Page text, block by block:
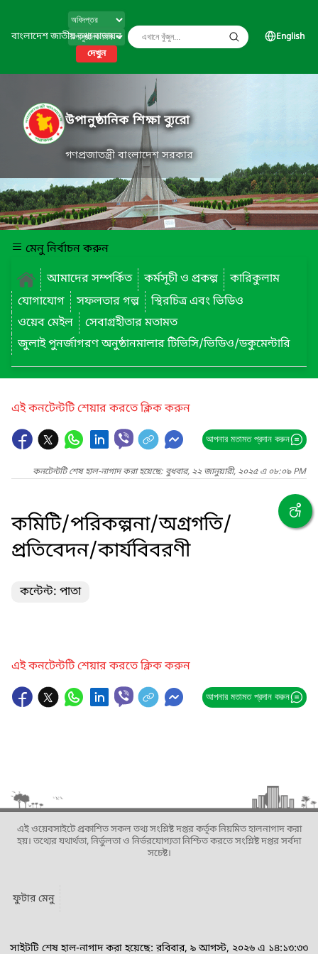
বাংলাদেশ জাতীয় তথ্য বাতায়ন
দেখুন
English
উপানুষ্ঠানিক শিক্ষা ব্যুরো
গণপ্রজাতন্ত্রী বাংলাদেশ সরকার
মেনু নির্বাচন করুন
আমাদের সম্পর্কিত
কর্মসূচী ও প্রকল্প
কারিকুলাম
যোগাযোগ
সফলতার গল্প
স্থিরচিত্র এবং ভিডিও
ওয়েব মেইল
সেবাগ্রহীতার মতামত
জুলাই পুনর্জাগরণ অনুষ্ঠানমালার টিভিসি/ভিডিও/ডকুমেন্টারি
এই কনটেন্টটি শেয়ার করতে ক্লিক করুন
আপনার মতামত প্রদান করুন
কনটেন্টটি শেষ হাল-নাগাদ করা হয়েছে: বুধবার, ২২ জানুয়ারী, ২০২৫ এ ০৮:০৯ PM
কমিটি/পরিকল্পনা/অগ্রগতি/
প্রতিবেদন/কার্যবিবরণী
কন্টেন্ট: পাতা
এই কনটেন্টটি শেয়ার করতে ক্লিক করুন
আপনার মতামত প্রদান করুন
এই ওয়েবসাইটে প্রকাশিত সকল তথ্য সংশ্লিষ্ট দপ্তর কর্তৃক নিয়মিত হালনাগাদ করা
হয়। তথ্যের যথার্থতা, নির্ভুলতা ও নির্ভরযোগ্যতা নিশ্চিত করতে সংশ্লিষ্ট দপ্তর সর্বদা
সচেষ্ট।
ফুটার মেনু
সাইটটি শেষ হাল-নাগাদ করা হয়েছে: রবিবার, ৯ আগস্ট, ২০২৬ এ ১৪:১৩:৩৩